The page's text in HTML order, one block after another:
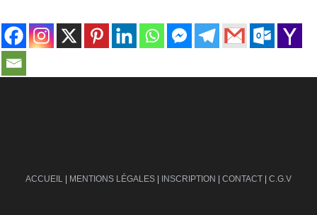
ACCUEIL | MENTIONS LÉGALES | INSCRIPTION | CONTACT | C.G.V